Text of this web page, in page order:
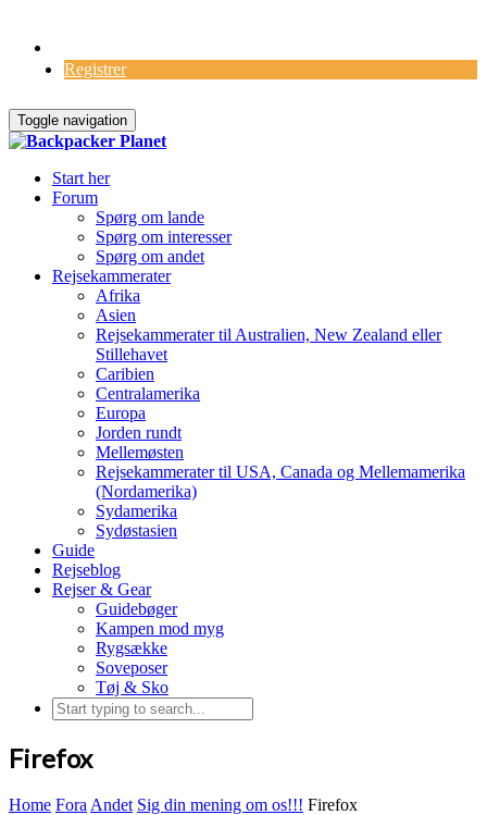
Registrer
Toggle navigation
Start her
Forum
Spørg om lande
Spørg om interesser
Spørg om andet
Rejsekammerater
Afrika
Asien
Rejsekammerater til Australien, New Zealand eller
Stillehavet
Caribien
Centralamerika
Europa
Jorden rundt
Mellemøsten
Rejsekammerater til USA, Canada og Mellemamerika
(Nordamerika)
Sydamerika
Sydøstasien
Guide
Rejseblog
Rejser & Gear
Guidebøger
Kampen mod myg
Rygsække
Soveposer
Tøj & Sko
Firefox
Home Fora Andet Sig din mening om os!!! Firefox